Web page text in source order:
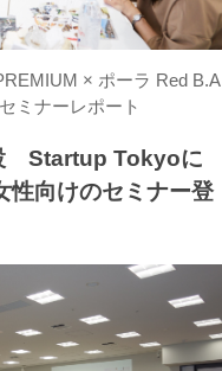
× ポーラ Red B.A
ミナーレポート
Startup Tokyoに
性向けのセミナー登